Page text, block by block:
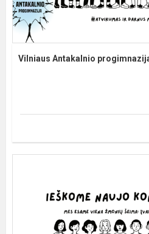
Vilniaus Antakalnio